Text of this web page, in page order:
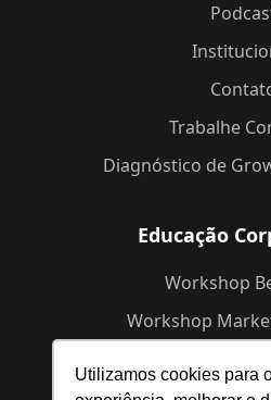
Utilizamos cookies para
Trabalhe
Diagnóstico de
Educação
Workshop
Workshop